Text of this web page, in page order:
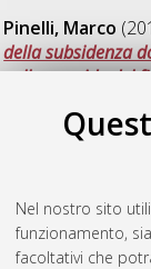
Nel nostro sito
funzionamento,
facoltativi che
Pinelli, Marco
della subsidenza
nella conoide del
Ingegneria
,
Università di
idraulica: